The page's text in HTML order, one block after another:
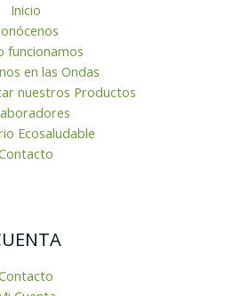
Inicio
funcionamos
en las Ondas
nuestros Productos
Ecosaludable